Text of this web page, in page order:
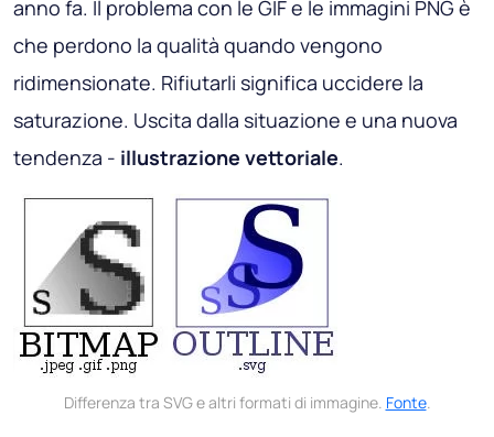
anno fa. Il problema con le GIF e le immagini PNG è
che perdono la qualità quando vengono
ridimensionate. Rifiutarli significa uccidere la
saturazione. Uscita dalla situazione e una nuova
tendenza - illustrazione vettoriale.
Differenza tra SVG e altri formati di immagine. Fonte.